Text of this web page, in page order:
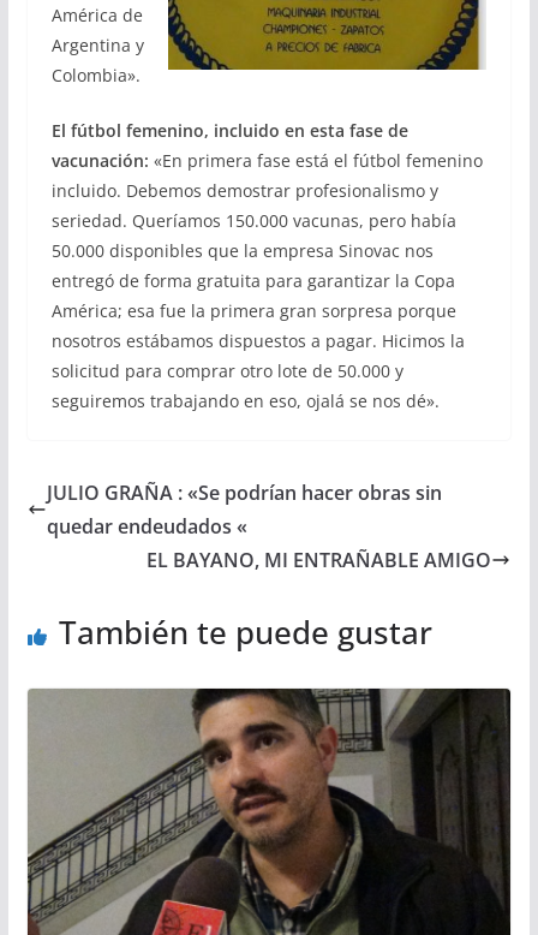
América de
Argentina y
Colombia».
El fútbol femenino, incluido en esta fase de
vacunación: «En primera fase está el fútbol femenino
incluido. Debemos demostrar profesionalismo y
seriedad. Queríamos 150.000 vacunas, pero había
50.000 disponibles que la empresa Sinovac nos
entregó de forma gratuita para garantizar la Copa
América; esa fue la primera gran sorpresa porque
nosotros estábamos dispuestos a pagar. Hicimos la
solicitud para comprar otro lote de 50.000 y
seguiremos trabajando en eso, ojalá se nos dé».
JULIO GRAÑA : «Se podrían hacer obras sin
quedar endeudados «
EL BAYANO, MI ENTRAÑABLE AMIGO
También te puede gustar